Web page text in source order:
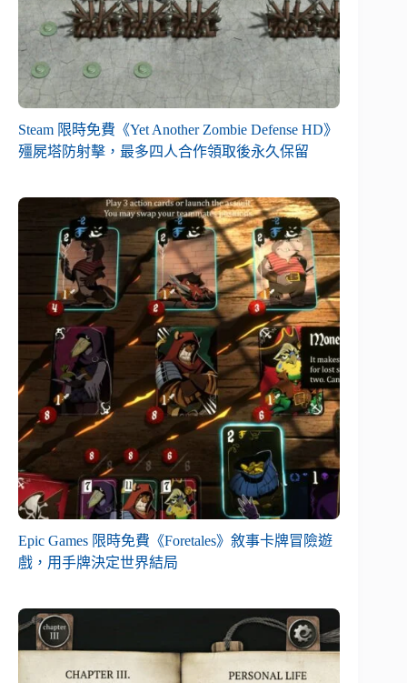
Steam 限時免費《Yet Another Zombie Defense HD》
殭屍塔防射擊，最多四人合作領取後永久保留
Epic Games 限時免費《Foretales》敘事卡牌冒險遊
戲，用手牌決定世界結局